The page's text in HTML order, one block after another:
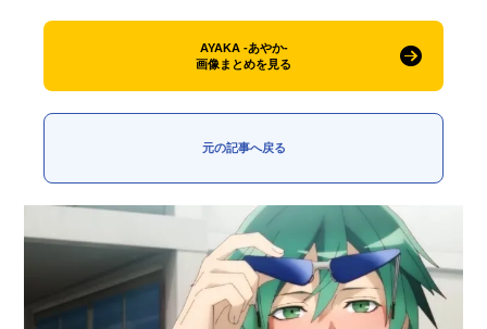
AYAKA ‐あやか‐
画像まとめを見る
元の記事へ戻る